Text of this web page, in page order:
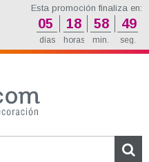
Esta promoción finaliza en:
05 18 58 48
días horas min. seg.